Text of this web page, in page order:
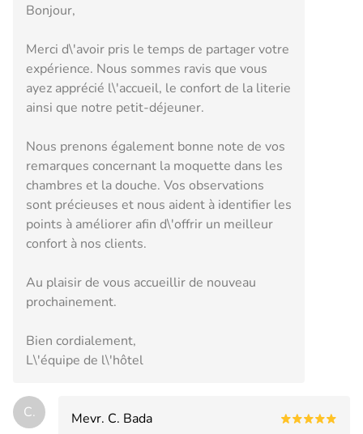
Bonjour,
Merci d\'avoir pris le temps de partager votre
expérience. Nous sommes ravis que vous
ayez apprécié l\'accueil, le confort de la literie
ainsi que notre petit-déjeuner.
Nous prenons également bonne note de vos
remarques concernant la moquette dans les
chambres et la douche. Vos observations
sont précieuses et nous aident à identifier les
points à améliorer afin d\'offrir un meilleur
confort à nos clients.
Au plaisir de vous accueillir de nouveau
prochainement.
Bien cordialement,
L\'équipe de l\'hôtel
C.
Mevr. C. Bada